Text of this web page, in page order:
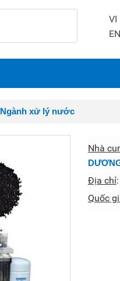
VI
EN
Ngành xử lý nước
Nhà
Địa chỉ:
Quốc